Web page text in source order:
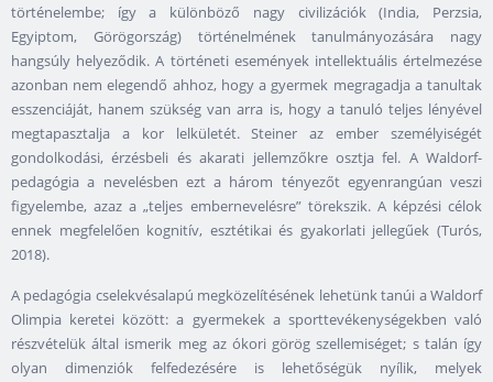
történelembe; így a különböző nagy civilizációk (India, Perzsia,
Egyiptom, Görögország) történelmének tanulmányozására nagy
hangsúly helyeződik. A történeti események intellektuális értelmezése
azonban nem elegendő ahhoz, hogy a gyermek megragadja a tanultak
esszenciáját, hanem szükség van arra is, hogy a tanuló teljes lényével
megtapasztalja a kor lelkületét. Steiner az ember személyiségét
gondolkodási, érzésbeli és akarati jellemzőkre osztja fel. A Waldorf-
pedagógia a nevelésben ezt a három tényezőt egyenrangúan veszi
figyelembe, azaz a „teljes embernevelésre” törekszik. A képzési célok
ennek megfelelően kognitív, esztétikai és gyakorlati jellegűek (Turós,
2018).
A pedagógia cselekvésalapú megközelítésének lehetünk tanúi a Waldorf
Olimpia keretei között: a gyermekek a sporttevékenységekben való
részvételük által ismerik meg az ókori görög szellemiséget; s talán így
olyan dimenziók felfedezésére is lehetőségük nyílik, melyek